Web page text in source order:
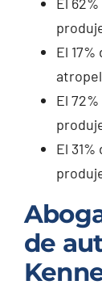
El
El
El
de